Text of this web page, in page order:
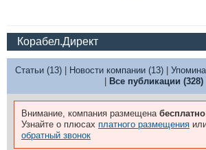
Корабел.Директ
Статьи (13)| Новости компании (13)|
Все публикации (328)
Внимание, компания размещена бесплатно
Узнайте о плюсах платного размещения
обратный звонок